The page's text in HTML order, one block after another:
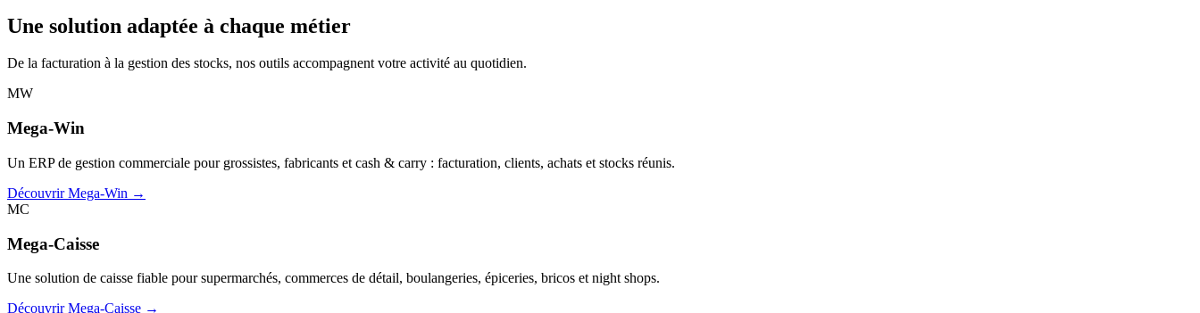
Une solution adaptée à chaque métier
De la facturation à la gestion des stocks, nos outils accompagnent votre activité au quotidien.
MW
Mega-Win
Un ERP de gestion commerciale pour grossistes, fabricants et cash & carry : facturation, clients, achats et stocks réunis.
Découvrir Mega-Win →
MC
Mega-Caisse
Une solution de caisse fiable pour supermarchés, commerces de détail, boulangeries, épiceries, bricos et night shops.
Découvrir Mega-Caisse →